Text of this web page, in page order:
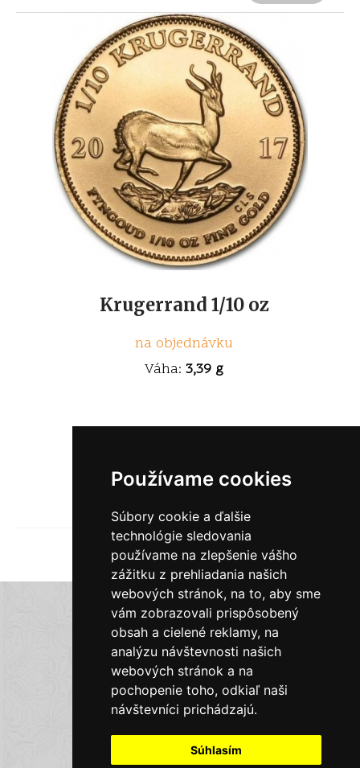
Používame cookies
Súbory cookie a ďalšie
technológie sledovania
používame na zlepšenie vášho
zážitku z prehliadania našich
webových stránok, na to, aby sme
vám zobrazovali prispôsobený
obsah a cielené reklamy, na
analýzu návštevnosti našich
webových stránok a na
pochopenie toho, odkiaľ naši
návštevníci prichádzajú.
Súhlasím
Krugerrand 1/10 oz
na objednávku
Váha: 3,39 g
371,50€ Predať
2 3 4 5 6
E-shop Zlatky.sk
Obchodné podmienky
Doprava a platba
Kontaktné informácie